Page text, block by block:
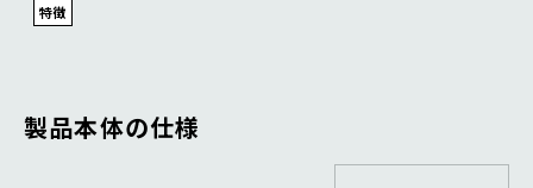
特徴
製品本体の仕様